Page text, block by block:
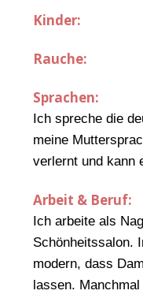
Kinder:
Rauche:
Sprachen:
Ich spreche die
meine
verlernt und kann
Arbeit & Beruf:
Ich arbeite als
Schönheitssalon.
modern, dass
lassen.